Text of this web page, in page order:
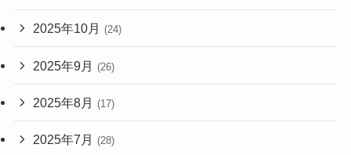
2025年10月 (24)
2025年9月 (26)
2025年8月 (17)
2025年7月 (28)